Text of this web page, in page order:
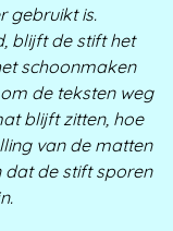
gebruikt is.
blijft de stift het
schoonmaken
de teksten weg
blijft zitten, hoe
van de matten
dat de stift sporen